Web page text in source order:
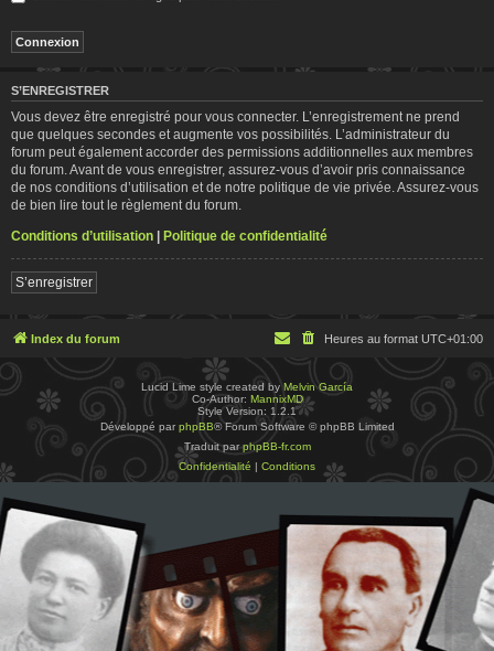
S’ENREGISTRER
Vous devez être enregistré pour vous connecter. L’enregistrement ne prend
que quelques secondes et augmente vos possibilités. L’administrateur du
forum peut également accorder des permissions additionnelles aux membres
du forum. Avant de vous enregistrer, assurez-vous d’avoir pris connaissance
de nos conditions d’utilisation et de notre politique de vie privée. Assurez-vous
de bien lire tout le règlement du forum.
Conditions d’utilisation | Politique de confidentialité
S’enregistrer
Index du forum Heures au format UTC+01:00
Lucid Lime style created byMelvin García
Co-Author: MannixMD
Style Version: 1.2.1
Développé par phpBB® Forum Software © phpBB Limited
Traduit parphpBB-fr.com
Confidentialité | Conditions